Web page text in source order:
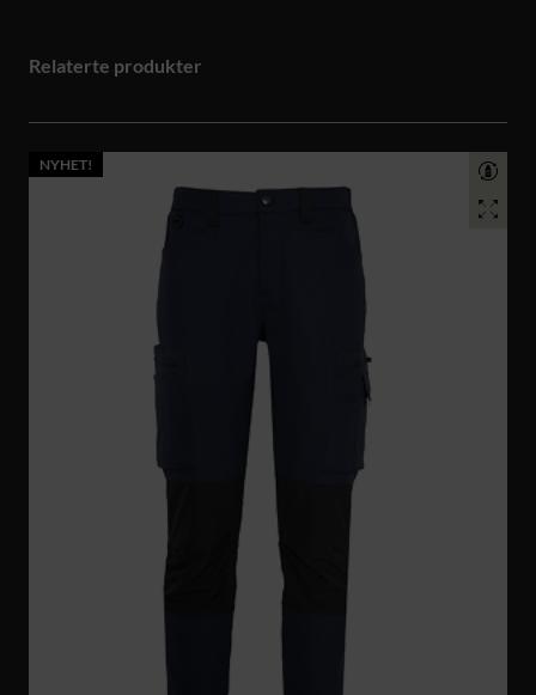
Relaterte produkter
NYHET!